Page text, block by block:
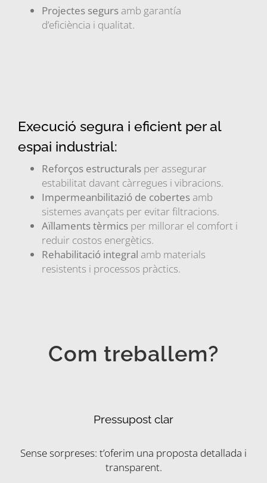
Projectes segursamb garantía
d’eficiència i qualitat.
Execució segura i eficient per al
espai industrial:
Reforços estructuralsper assegurar
estabilitat davant càrregues i vibracions.
Impermeanbilitazió de cobertesamb
sistemes avançats per evitar filtracions.
Aïllaments tèrmicsper millorar el comfort i
reduir costos energètics.
Rehabilitació integral amb materials
resistents i processos pràctics.
Com treballem?
Pressupost clar
Sense sorpreses: t’oferim una proposta detallada i
transparent.